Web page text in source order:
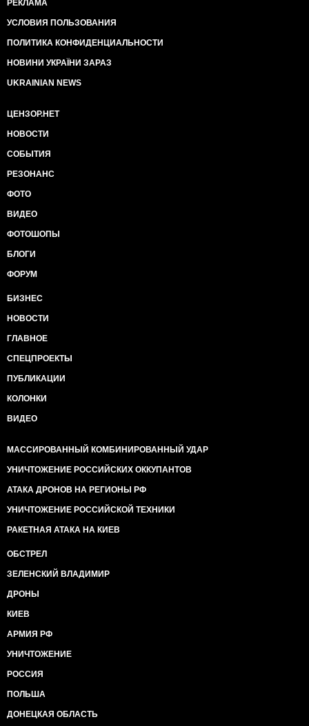
РЕКЛАМА
УСЛОВИЯ ПОЛЬЗОВАНИЯ
ПОЛИТИКА КОНФИДЕНЦИАЛЬНОСТИ
НОВИНИ УКРАЇНИ ЗАРАЗ
UKRAINIAN NEWS
ЦЕНЗОР.НЕТ
НОВОСТИ
СОБЫТИЯ
РЕЗОНАНС
ФОТО
ВИДЕО
ФОТОШОПЫ
БЛОГИ
ФОРУМ
БИЗНЕС
НОВОСТИ
ГЛАВНОЕ
СПЕЦПРОЕКТЫ
ПУБЛИКАЦИИ
КОЛОНКИ
ВИДЕО
МАССИРОВАННЫЙ КОМБИНИРОВАННЫЙ УДАР
УНИЧТОЖЕНИЕ РОССИЙСКИХ ОККУПАНТОВ
АТАКА ДРОНОВ НА РЕГИОНЫ РФ
УНИЧТОЖЕНИЕ РОССИЙСКОЙ ТЕХНИКИ
РАКЕТНАЯ АТАКА НА КИЕВ
ОБСТРЕЛ
ЗЕЛЕНСКИЙ ВЛАДИМИР
ДРОНЫ
КИЕВ
АРМИЯ РФ
УНИЧТОЖЕНИЕ
РОССИЯ
ПОЛЬША
ДОНЕЦКАЯ ОБЛАСТЬ